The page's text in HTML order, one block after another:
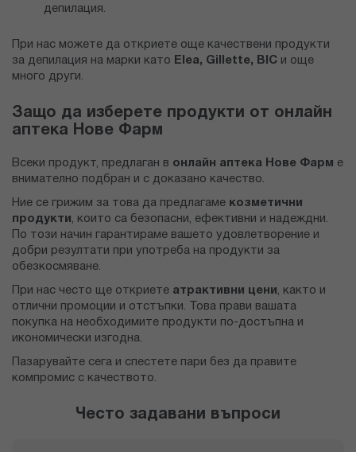
депилация.
При нас можете да откриете още качествени продукти
за депилация на марки като Elea, Gillette, BIC и още
много други.
Защо да изберете продукти от онлайн
аптека Нове Фарм
Всеки продукт, предлаган в онлайн аптека Нове Фарм е
внимателно подбран и с доказано качество.
Ние се грижим за това да предлагаме козметични
продукти, които са безопасни, ефективни и надеждни.
По този начин гарантираме вашето удовлетворение и
добри резултати при употреба на продукти за
обезкосмяване.
При нас често ще откриете атрактивни цени, както и
отлични промоции и отстъпки. Това прави вашата
покупка на необходимите продукти по-достъпна и
икономически изгодна.
Пазарувайте сега и спестете пари без да правите
компромис с качеството.
Често задавани въпроси